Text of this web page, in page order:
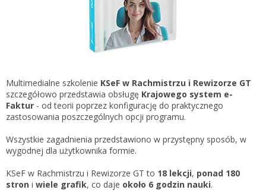
Gestor nexo PRO krok po kroku
KSeF w Subiekcie GT
KSeF w Subiekcie nexo/nexo PRO
KSeF w Rachmistrzu i Rewizorze GT
Portal Dokumentów z obsługą KSeF dla firm
Portal Dokumentów z obsługą KSeF dla biur
rachunkowych
Logowanie do Akademi InsERT
Hasło
Multimedialne szkolenie KSeF w Rachmistrzu i Rewizorze GT
szczegółowo przedstawia obsługę Krajowego system e-
Faktur - od teorii poprzez konfigurację do praktycznego
zastosowania poszczególnych opcji programu.
Wszystkie zagadnienia przedstawiono w przystępny sposób, w
wygodnej dla użytkownika formie.
KSeF w Rachmistrzu i Rewizorze GT to 18 lekcji, ponad 180
stron i wiele grafik, co daje około 6 godzin nauki.